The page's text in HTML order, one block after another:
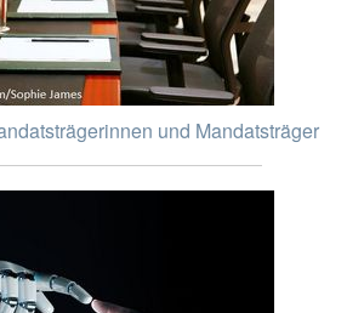
und Mandatsträger